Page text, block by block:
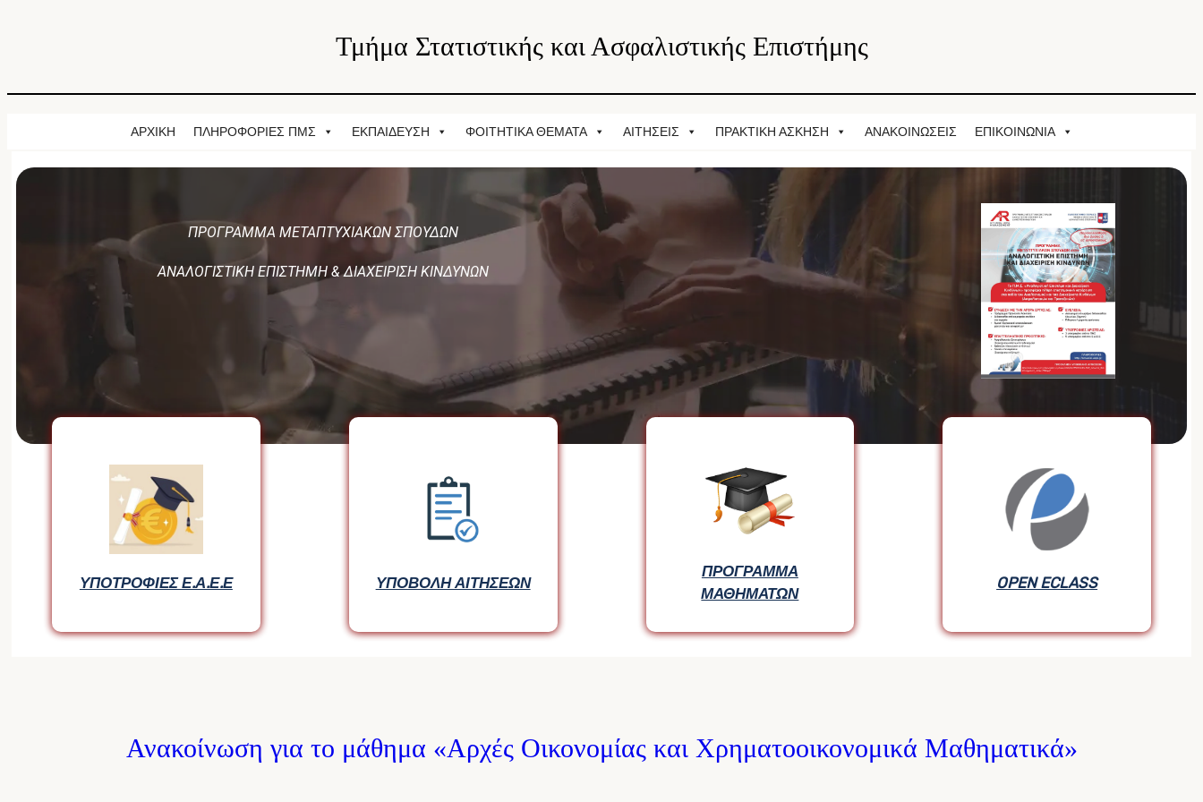
Τμήμα Στατιστικής και Ασφαλιστικής Επιστήμης
ΑΡΧΙΚΗ ΠΛΗΡΟΦΟΡΙΕΣ ΠΜΣ ΕΚΠΑΙΔΕΥΣΗ ΦΟΙΤΗΤΙΚΑ ΘΕΜΑΤΑ ΑΙΤΗΣΕΙΣ ΠΡΑΚΤΙΚΗ ΑΣΚΗΣΗ ΑΝΑΚΟΙΝΩΣΕΙΣ ΕΠΙΚΟΙΝΩΝΙΑ
ΠΡΟΓΡΑΜΜΑ ΜΕΤΑΠΤΥΧΙΑΚΩΝ ΣΠΟΥΔΩΝ
ΑΝΑΛΟΓΙΣΤΙΚΗ ΕΠΙΣΤΗΜΗ & ΔΙΑΧΕΙΡΙΣΗ ΚΙΝΔΥΝΩΝ
ΥΠΟΤΡΟΦΙΕΣ Ε.Α.Ε.Ε ΥΠΟΒΟΛΗ ΑΙΤΗΣΕΩΝ
ΠΡΟΓΡΑΜΜΑ
ΜΑΘΗΜΑΤΩΝ
OPEN ECLASS
Ανακοίνωση για το μάθημα «Αρχές Οικονομίας και Χρηματοοικονομικά Μαθηματικά»